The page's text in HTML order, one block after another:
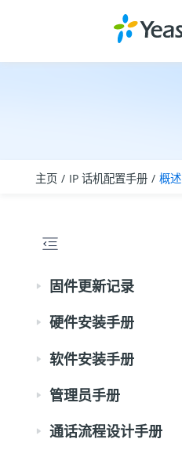
主页 IP 话机配置手册 概述
固件更新记录
硬件安装手册
软件安装手册
管理员手册
通话流程设计手册